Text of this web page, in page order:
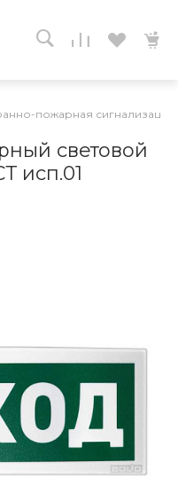
пожарная сигнализация
световой
исп.01